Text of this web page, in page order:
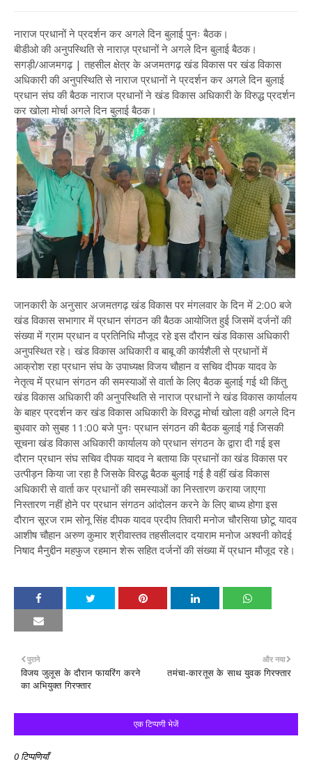
नाराज प्रधानों ने प्रदर्शन कर अगले दिन बुलाई पुनः बैठक।
बीडीओ की अनुपस्थिति से नाराज़ प्रधानों ने अगले दिन बुलाई बैठक।
सगड़ी/आजमगढ़ | तहसील क्षेत्र के अजमतगढ़ खंड विकास पर खंड विकास
अधिकारी की अनुपस्थिति से नाराज प्रधानों ने प्रदर्शन कर अगले दिन बुलाई
प्रधान संघ की बैठक नाराज प्रधानों ने खंड विकास अधिकारी के विरुद्ध प्रदर्शन
कर खोला मोर्चा अगले दिन बुलाई बैठक।
जानकारी के अनुसार अजमतगढ़ खंड विकास पर मंगलवार के दिन में 2:00 बजे
खंड विकास सभागार में प्रधान संगठन की बैठक आयोजित हुई जिसमें दर्जनों की
संख्या में ग्राम प्रधान व प्रतिनिधि मौजूद रहे इस दौरान खंड विकास अधिकारी
अनुपस्थित रहे। खंड विकास अधिकारी व बाबू की कार्यशैली से प्रधानों में
आक्रोश रहा प्रधान संघ के उपाध्यक्ष विजय चौहान व सचिव दीपक यादव के
नेतृत्व में प्रधान संगठन की समस्याओं से वार्ता के लिए बैठक बुलाई गई थी किंतु
खंड विकास अधिकारी की अनुपस्थिति से नाराज प्रधानों ने खंड विकास कार्यालय
के बाहर प्रदर्शन कर खंड विकास अधिकारी के विरुद्ध मोर्चा खोला वही अगले दिन
बुधवार को सुबह 11:00 बजे पुनः प्रधान संगठन की बैठक बुलाई गई जिसकी
सूचना खंड विकास अधिकारी कार्यालय को प्रधान संगठन के द्वारा दी गई इस
दौरान प्रधान संघ सचिव दीपक यादव ने बताया कि प्रधानों का खंड विकास पर
उत्पीड़न किया जा रहा है जिसके विरुद्ध बैठक बुलाई गई है वहीं खंड विकास
अधिकारी से वार्ता कर प्रधानों की समस्याओं का निस्तारण कराया जाएगा
निस्तारण नहीं होने पर प्रधान संगठन आंदोलन करने के लिए बाध्य होगा इस
दौरान सूरज राम सोनू सिंह दीपक यादव प्रदीप तिवारी मनोज चौरसिया छोटू यादव
आशीष चौहान अरुण कुमार श्रीवास्तव तहसीलदार दयाराम मनोज अश्वनी कोदई
निषाद मैनुद्दीन महफुज रहमान शेरू सहित दर्जनों की संख्या में प्रधान मौजूद रहे।
और नया
तमंचा-कारतूस के साथ युवक गिरफ्तार
पुराने
विजय जुलूस के दौरान फायरिंग करने
का अभियुक्त गिरफ्तार
एक टिप्पणी भेजें
0 टिप्पणियाँ